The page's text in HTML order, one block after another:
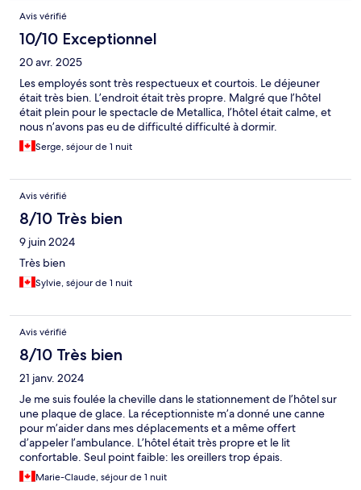
Avis vérifié
10/10 Exceptionnel
20 avr. 2025
Les employés sont très respectueux et courtois. Le déjeuner
était très bien. L’endroit était très propre. Malgré que l’hôtel
était plein pour le spectacle de Metallica, l’hôtel était calme, et
nous n’avons pas eu de difficulté difficulté à dormir.
Serge, séjour de 1 nuit
Avis vérifié
8/10 Très bien
9 juin 2024
Très bien
Sylvie, séjour de 1 nuit
Avis vérifié
8/10 Très bien
21 janv. 2024
Je me suis foulée la cheville dans le stationnement de l’hôtel sur
une plaque de glace. La réceptionniste m’a donné une canne
pour m’aider dans mes déplacements et a même offert
d’appeler l’ambulance. L’hôtel était très propre et le lit
confortable. Seul point faible: les oreillers trop épais.
Marie-Claude, séjour de 1 nuit